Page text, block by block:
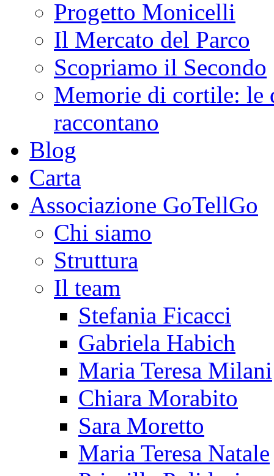
Progetto Monicelli
Il Mercato del Parco
Scopriamo il Secondo
Memorie di cortile: le
raccontano
Blog
Carta
Associazione GoTellGo
Chi siamo
Struttura
Il team
Stefania Ficacci
Gabriela Habich
Maria Teresa Milani
Chiara Morabito
Sara Moretto
Maria Teresa Natale